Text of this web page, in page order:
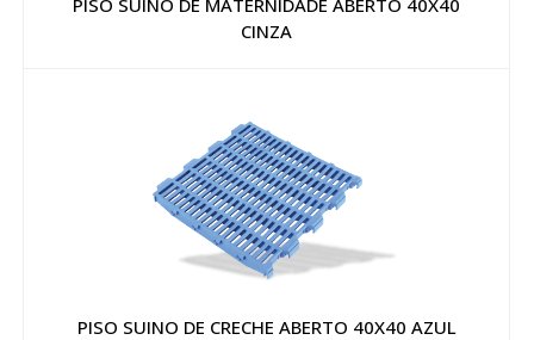
PISO SUINO DE MATERNIDADE ABERTO 40X40
CINZA
PISO SUINO DE CRECHE ABERTO 40X40 AZUL